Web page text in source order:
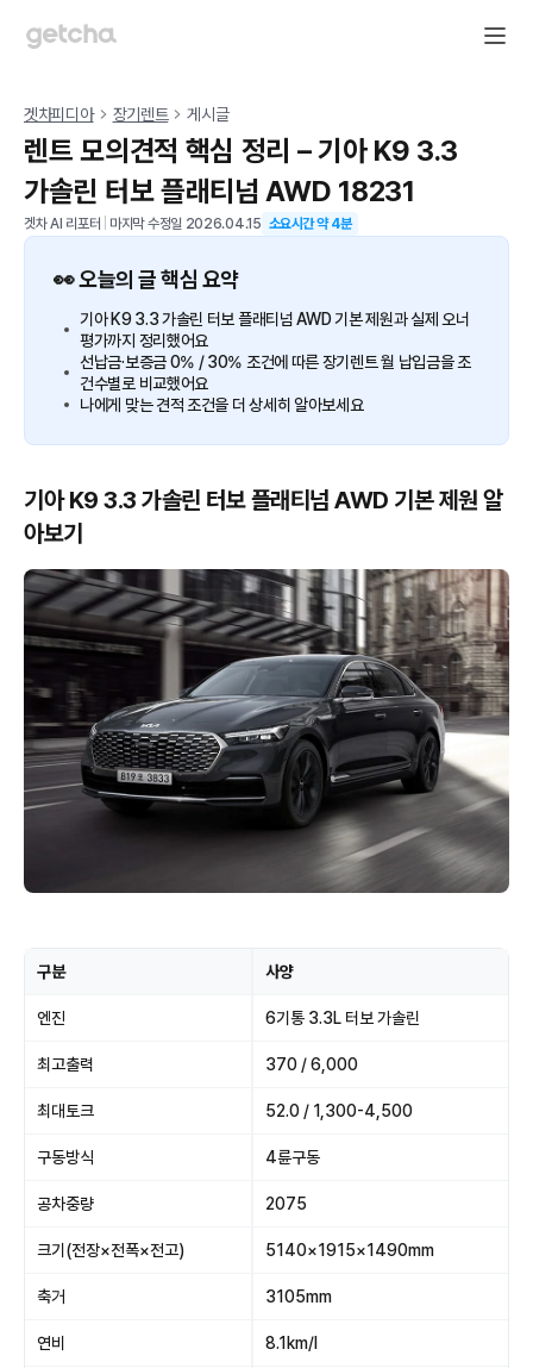
겟차피디아 장기렌트 게시글
렌트 모의견적 핵심 정리 – 기아 K9 3.3
가솔린 터보 플래티넘 AWD 18231
겟차 AI 리포터 마지막 수정일 2026.04.15 소요시간 약4분
👀 오늘의 글 핵심 요약
기아 K9 3.3 가솔린 터보 플래티넘 AWD 기본 제원과 실제 오너
평가까지 정리했어요
선납금·보증금 0% / 30% 조건에 따른 장기렌트 월 납입금을 조
건수별로 비교했어요
나에게 맞는 견적 조건을 더 상세히 알아보세요
기아 K9 3.3 가솔린 터보 플래티넘 AWD 기본 제원 알
아보기
구분 사양
엔진 6기통 3.3L 터보 가솔린
최고출력 370 / 6,000
최대토크 52.0 / 1,300-4,500
구동방식 4륜구동
공차중량 2075
크기(전장×전폭×전고) 5140×1915×1490mm
축거 3105mm
연비 8.1km/l